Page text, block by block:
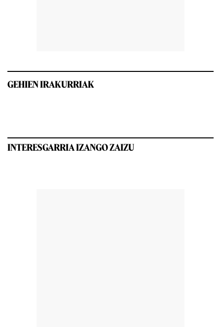
GEHIEN IRAKURRIAK
INTERESGARRIA IZANGO ZAIZU